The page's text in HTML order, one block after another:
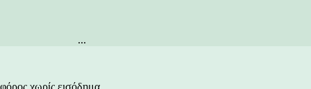
...
φόρος χωρίς εισόδημα